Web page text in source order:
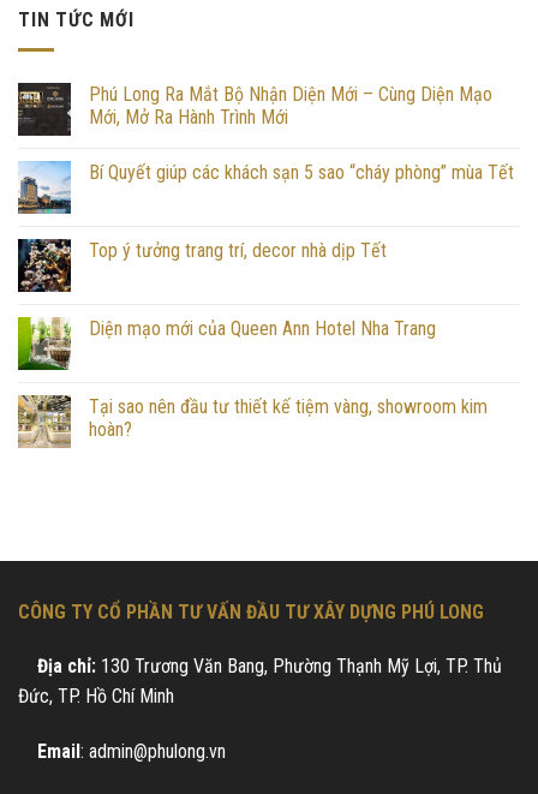
TIN TỨC MỚI
Phú Long Ra Mắt Bộ Nhận Diện Mới – Cùng Diện Mạo
Mới, Mở Ra Hành Trình Mới
Bí Quyết giúp các khách sạn 5 sao “cháy phòng” mùa Tết
Top ý tưởng trang trí, decor nhà dịp Tết
Diện mạo mới của Queen Ann Hotel Nha Trang
Tại sao nên đầu tư thiết kế tiệm vàng, showroom kim
hoàn?
CÔNG TY CỔ PHẦN TƯ VẤN ĐẦU TƯ XÂY DỰNG PHÚ LONG
Địa chỉ: 130 Trương Văn Bang, Phường Thạnh Mỹ Lợi, TP. Thủ
Đức, TP. Hồ Chí Minh
Email : admin@phulong.vn